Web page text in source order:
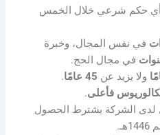
أي حكم شرعي خلال الخمس
في نفس المجال، وخبرة
في مجال الحج.
ولا يزيد عن 45 عامًا
.
فأعلى.
الشركة يشترط الحصول